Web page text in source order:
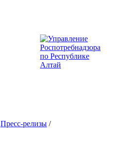
Пресс-релизы /